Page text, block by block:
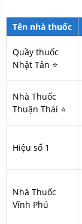
Tên nhà thuốc
Quầy thuốc
Nhật Tân ⭐
Nhà Thuốc
Thuận Thái ⭐
Hiệu số 1
Nhà Thuốc
Vĩnh Phú